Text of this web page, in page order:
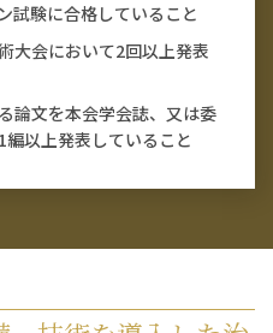
試験に合格していること
大会において2回以上発表
論文を本会学会誌、又は委
以上発表していること